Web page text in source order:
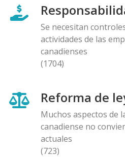
Se necesitan
actividades de las
canadienses
(1704)
Reforma de
Muchos aspectos de
canadiense no
actuales
(723)